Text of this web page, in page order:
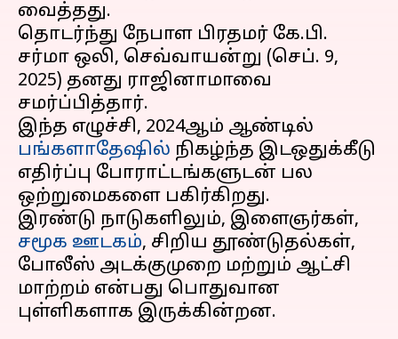
வைத்தது.
தொடர்ந்து நேபாள பிரதமர் கே.பி.
சர்மா ஒலி, செவ்வாயன்று (செப். 9,
2025) தனது ராஜினாமாவை
சமர்ப்பித்தார்.
இந்த எழுச்சி, 2024ஆம் ஆண்டில்
பங்களாதேஷில் நிகழ்ந்த இடஒதுக்கீடு
எதிர்ப்பு போராட்டங்களுடன் பல
ஒற்றுமைகளை பகிர்கிறது.
இரண்டு நாடுகளிலும், இளைஞர்கள்,
சமூக ஊடகம், சிறிய தூண்டுதல்கள்,
போலீஸ் அடக்குமுறை மற்றும் ஆட்சி
மாற்றம் என்பது பொதுவான